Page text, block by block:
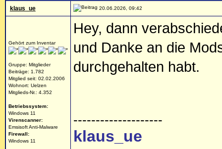
klaus_ue 20.06.2026, 09:42
Gehört zum Inventar
Gruppe: Mitglieder
Beiträge: 1.782
Mitglied seit: 02.02.2006
Wohnort: Uelzen
Mitglieds-Nr.: 4.352
Betriebssystem:
Windows 11
Virenscanner:
Emsisoft Anti-Malware
Firewall:
Windows 11
Hey, dann
und Danke an die
durchgehalten habt.
--------------------
klaus_ue